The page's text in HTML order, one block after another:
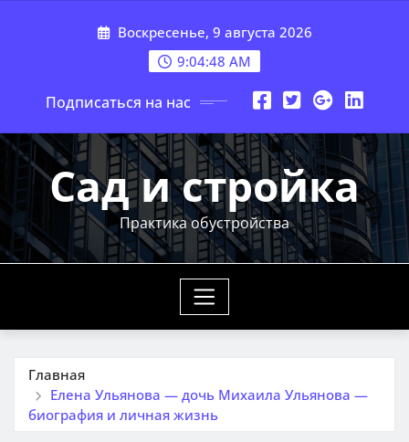
Воскресенье, 9 августа 2026
9:04:49 AM
Подписаться на нас
Сад и стройка
Практика обустройства
Главная
Елена Ульянова — дочь Михаила Ульянова —
биография и личная жизнь